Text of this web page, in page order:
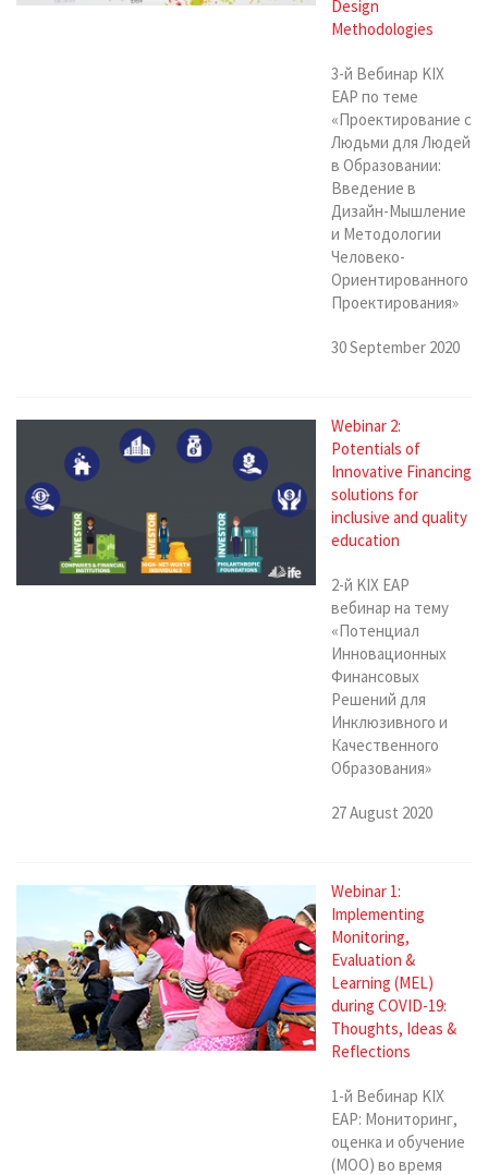
Design
Methodologies
3-й Вебинар KIX
ЕАP по теме
«Проектирование с
Людьми для Людей
в Образовании:
Введение в
Дизайн-Мышление
и Методологии
Человеко-
Ориентированного
Проектирования»
30 September 2020
Webinar 2:
Potentials of
Innovative Financing
solutions for
inclusive and quality
education
2-й KIX EAP
вебинар на тему
«Потенциал
Инновационных
Финансовых
Решений для
Инклюзивного и
Качественного
Образования»
27 August 2020
Webinar 1:
Implementing
Monitoring,
Evaluation &
Learning (MEL)
during COVID-19:
Thoughts, Ideas &
Reflections
1-й Вебинар KIX
EAP: Мониторинг,
оценка и обучение
(MOO) во время